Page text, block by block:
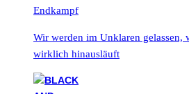
Endkampf
Wir werden im Unklaren
wirklich hinausläuft